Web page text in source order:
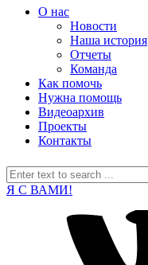
О нас
Новости
Наша история
Отчеты
Команда
Как помочь
Нужна помощь
Видеоархив
Проекты
Контакты
Search
Я С ВАМИ!